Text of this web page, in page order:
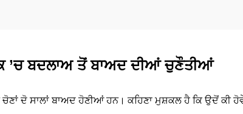
’ਚ ਬਦਲਾਅ ਤੋਂ ਬਾਅਦ ਦੀਆਂ ਚੁਣੌਤੀਆਂ
ਚੋਣਾਂ ਦੋ ਸਾਲਾਂ ਬਾਅਦ ਹੋਣੀਆਂ ਹਨ। ਕਹਿਣਾ ਮੁਸ਼ਕਲ ਹੈ ਕਿ ਉਦੋਂ ਕੀ